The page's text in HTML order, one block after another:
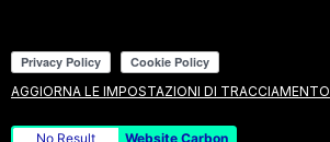
AGGIORNA LE IMPOSTAZIONI DI TRACCIAMENTO
No Result Website Carbon